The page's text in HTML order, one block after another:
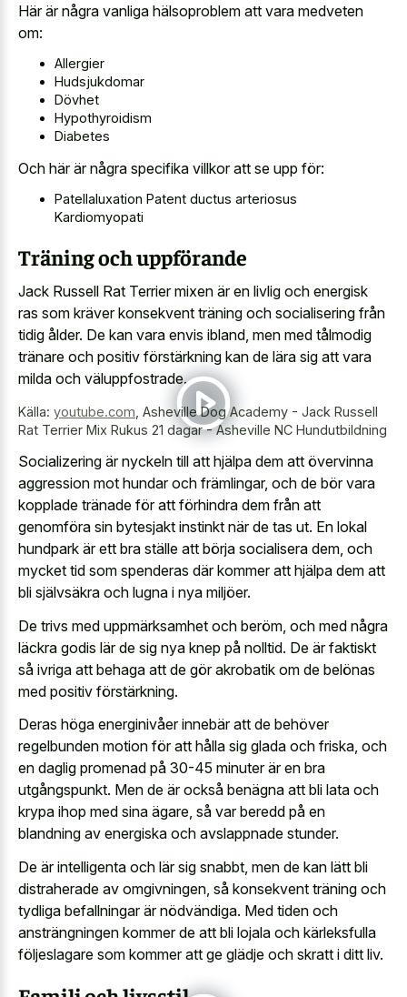
Här är några vanliga hälsoproblem att vara medveten
om:
Allergier
Hudsjukdomar
Dövhet
Hypothyroidism
Diabetes
Och här är några specifika villkor att se upp för:
Patellaluxation Patent ductus arteriosus
Kardiomyopati
Träning och uppförande
Jack Russell Rat Terrier mixen är en livlig och energisk
ras som kräver konsekvent träning och socialisering från
tidig ålder. De kan vara envis ibland, men med tålmodig
tränare och positiv förstärkning kan de lära sig att vara
milda och väluppfostrade.
Källa: youtube.com Asheville Dog Academy - Jack Russell
Rat Terrier Mix Rukus 21 dagar - Asheville NC Hundutbildning
Socializering är nyckeln till att hjälpa dem att övervinna
aggression mot hundar och främlingar, och de bör vara
kopplade tränade för att förhindra dem från att
genomföra sin bytesjakt instinkt när de tas ut. En lokal
hundpark är ett bra ställe att börja socialisera dem, och
mycket tid som spenderas där kommer att hjälpa dem att
bli självsäkra och lugna i nya miljöer.
De trivs med uppmärksamhet och beröm, och med några
läckra godis lär de sig nya knep på nolltid. De är faktiskt
så ivriga att behaga att de gör akrobatik om de belönas
med positiv förstärkning.
Deras höga energinivåer innebär att de behöver
regelbunden motion för att hålla sig glada och friska, och
en daglig promenad på 30-45 minuter är en bra
utgångspunkt. Men de är också benägna att bli lata och
krypa ihop med sina ägare, så var beredd på en
blandning av energiska och avslappnade stunder.
De är intelligenta och lär sig snabbt, men de kan lätt bli
distraherade av omgivningen, så konsekvent träning och
tydliga befallningar är nödvändiga. Med tiden och
ansträngningen kommer de att bli lojala och kärleksfulla
följeslagare som kommer att ge glädje och skratt i ditt liv.